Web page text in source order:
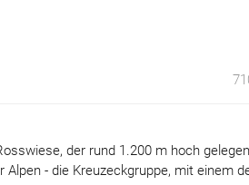
der rund 1.200 m hoch
- die Kreuzeckgruppe, mit einem